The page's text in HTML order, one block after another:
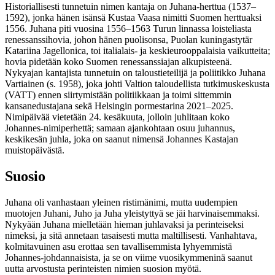
Historiallisesti tunnetuin nimen kantaja on Juhana-herttua (1537–
1592), jonka hänen isänsä Kustaa Vaasa nimitti Suomen herttuaksi
1556. Juhana piti vuosina 1556–1563 Turun linnassa loisteliasta
renessanssihovia, johon hänen puolisonsa, Puolan kuningastytär
Katariina Jagellonica, toi italialais- ja keskieurooppalaisia vaikutteita;
hovia pidetään koko Suomen renessanssiajan alkupisteenä.
Nykyajan kantajista tunnetuin on taloustieteilijä ja poliitikko Juhana
Vartiainen (s. 1958), joka johti Valtion taloudellista tutkimuskeskusta
(VATT) ennen siirtymistään politiikkaan ja toimi sittemmin
kansanedustajana sekä Helsingin pormestarina 2021–2025.
Nimipäivää vietetään 24. kesäkuuta, jolloin juhlitaan koko
Johannes-nimiperhettä; samaan ajankohtaan osuu juhannus,
keskikesän juhla, joka on saanut nimensä Johannes Kastajan
muistopäivästä.
Suosio
Juhana oli vanhastaan yleinen ristimänimi, mutta uudempien
muotojen Juhani, Juho ja Juha yleistyttyä se jäi harvinaisemmaksi.
Nykyään Juhana mielletään hieman juhlavaksi ja perinteiseksi
nimeksi, ja sitä annetaan tasaisesti mutta maltillisesti. Vanhahtava,
kolmitavuinen asu erottaa sen tavallisemmista lyhyemmistä
Johannes-johdannaisista, ja se on viime vuosikymmeninä saanut
uutta arvostusta perinteisten nimien suosion myötä.